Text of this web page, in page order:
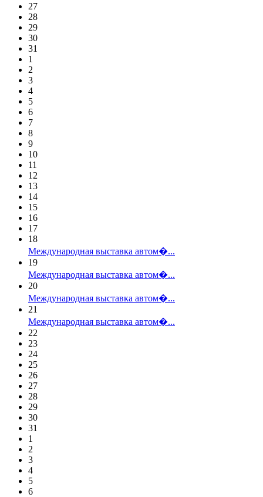
27
28
29
30
31
1
2
3
4
5
6
7
8
9
10
11
12
13
14
15
16
17
18
Международная выставка автом�...
19
Международная выставка автом�...
20
Международная выставка автом�...
21
Международная выставка автом�...
22
23
24
25
26
27
28
29
30
31
1
2
3
4
5
6